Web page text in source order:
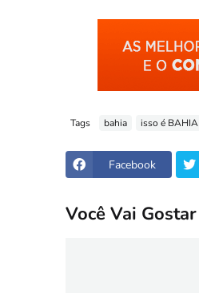
Tags bahia isso é BAHIA
Facebook
Você Vai Gostar